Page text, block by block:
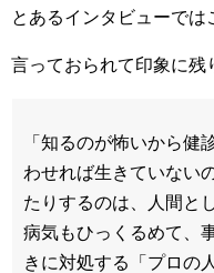
とあるインタビューでは
言っておられて印象に残
「知るのが怖いから健
わせれば生きていない
たりするのは、人間と
病気もひっくるめて、
きに対処する「プロの